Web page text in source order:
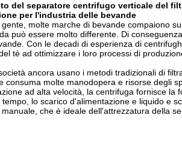
del separatore centrifugo verticale del
per l'industria delle bevande
molte marche di bevande compaiono
può essere molto differente. Di
Con le decadi di esperienza di
tè ad ottimizzare i loro processi di
ancora usano i metodi tradizionali di
consuma molte manodopera e risorse degli
ad alta velocità, la centrifuga fornisce
lo scarico d'alimentazione e liquido e
che è ideale dell'attrezzatura della